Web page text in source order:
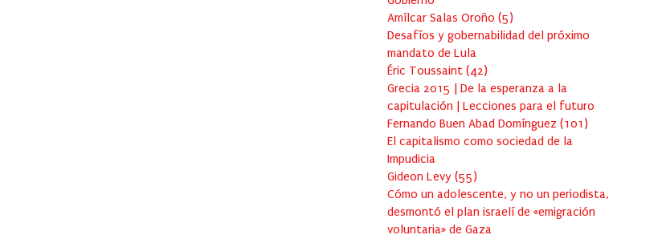
Amílcar Salas Oroño (5)
Desafíos y gobernabilidad del próximo
mandato de Lula
Éric Toussaint (42)
Grecia 2015 | De la esperanza a la
capitulación | Lecciones para el futuro
Fernando Buen Abad Domínguez (101 )
El capitalismo como sociedad de la
Impudicia
Gideon Levy (55)
Cómo un adolescente, y no un periodista,
desmontó el plan israelí de «emigración
voluntaria» de Gaza